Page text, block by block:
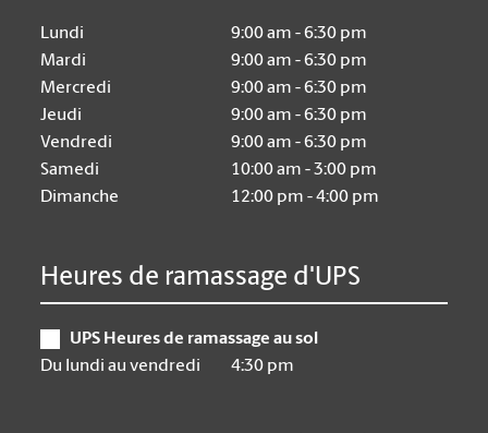
Lundi
9:00 am - 6:30 pm
Mardi
9:00 am - 6:30 pm
Mercredi
9:00 am - 6:30 pm
Jeudi
9:00 am - 6:30 pm
Vendredi
9:00 am - 6:30 pm
Samedi
10:00 am - 3:00 pm
Dimanche
12:00 pm - 4:00 pm
Heures de ramassage d'UPS
UPS Heures de ramassage au sol
Du lundi au vendredi
4:30 pm